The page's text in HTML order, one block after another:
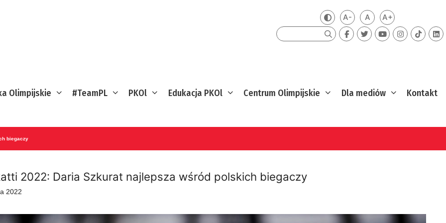
Zmień kontrast
A-Mniejsza czcionka
ADomyślna czcionka
A+Większa
Szukaj
Olimpijskie #TeamPL PKOl Edukacja PKOl Centrum Olimpijskie Dla mediów Kontakt
biegaczy
2022: Daria Szkurat najlepsza wśród polskich biegaczy
2022